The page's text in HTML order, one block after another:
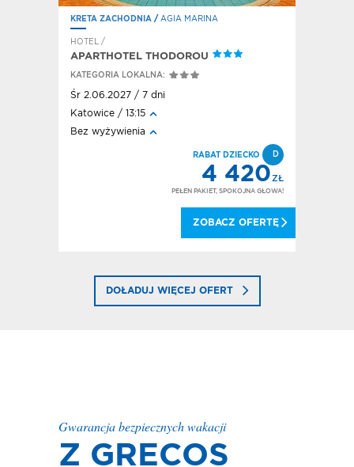
KRETA ZACHODNIA / AGIA MARINA
HOTEL /
APARTHOTEL THODOROU
KATEGORIA LOKALNA:
Śr 2.06.2027 / 7 dni
Katowice / 13:15
Bez wyżywienia
RABAT DZIECKO D
4 420ZŁ
PEŁEN PAKIET, SPOKOJNA GŁOWA!
ZOBACZ OFERTĘ
DOŁADUJ WIĘCEJ OFERT
Gwarancja bezpiecznych wakacji
Z GRECOS